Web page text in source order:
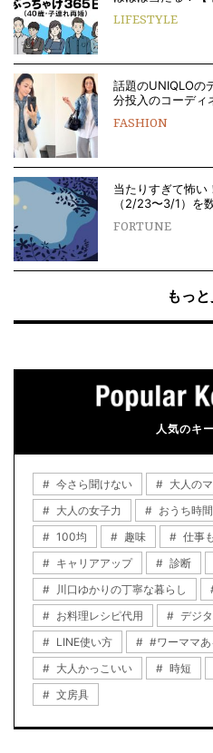
LIFESTYLE
話題のUNIQLOの
分投入のコーディ
FASHION
当たりすぎて怖い
（2/23〜3/1）を
FORTUNE
もっ
人気のキ
今さら聞けない 大人の
大人の女子力
おうち時間
100均
趣味 仕事
キャリアアップ
診断
川口ゆかりの丁寧な暮らし
お料理レシピ代用
デジ
LINE使い方
#ワーママ
大人かっこいい
時短
文房具